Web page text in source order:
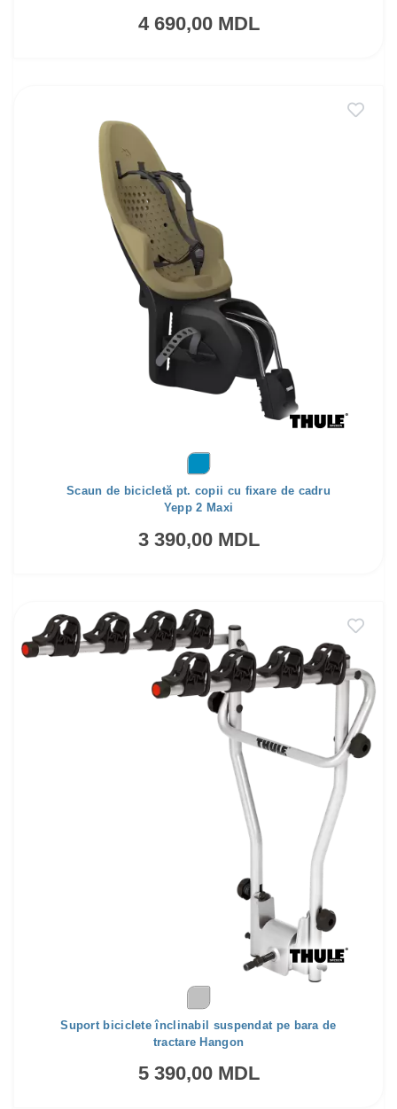
4 690,00 MDL
Scaun de bicicletă pt. copii cu fixare de cadru
Yepp 2 Maxi
3 390,00 MDL
Suport biciclete înclinabil suspendat pe bara de
tractare Hangon
5 390,00 MDL